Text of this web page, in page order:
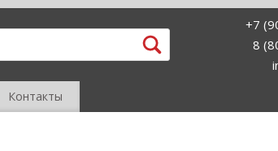
+7
8
Контакты